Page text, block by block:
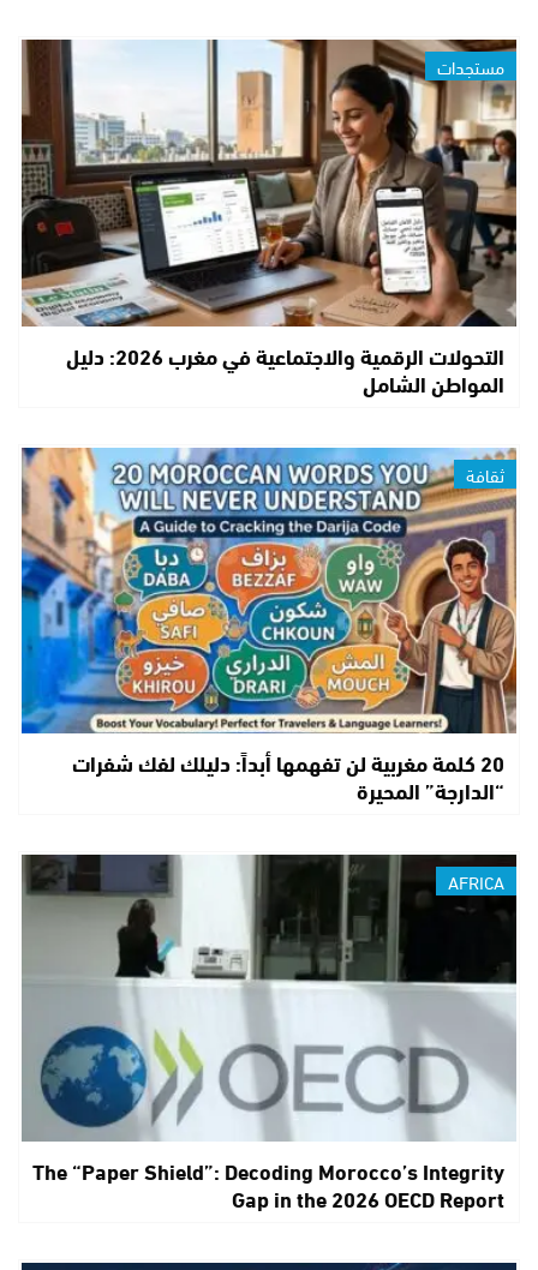
مستجدات
التحولات الرقمية والاجتماعية في مغرب 2026: دليل
المواطن الشامل
ثقافة
20 كلمة مغربية لن تفهمها أبداً: دليلك لفك شفرات
“الدارجة” المحيرة
AFRICA
The “Paper Shield”: Decoding Morocco’s Integrity
Gap in the 2026 OECD Report